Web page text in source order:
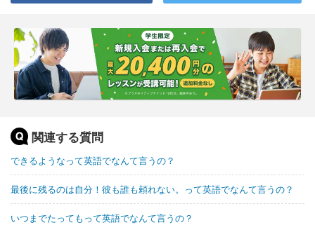
関連する質問
できるようなって英語でなんて言うの？
最後に残るのは自分！彼も誰も頼れない。って英語でなんて言うの？
いつまでたってもって英語でなんて言うの？